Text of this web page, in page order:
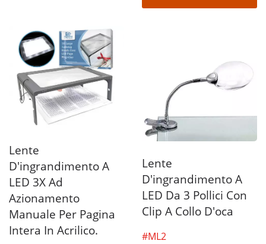
Lente
D'ingrandimento A
LED 3X Ad
Azionamento
Manuale Per Pagina
Intera In Acrilico.
Lente
D'ingrandimento A
LED Da 3 Pollici Con
Clip A Collo D'oca
#ML2